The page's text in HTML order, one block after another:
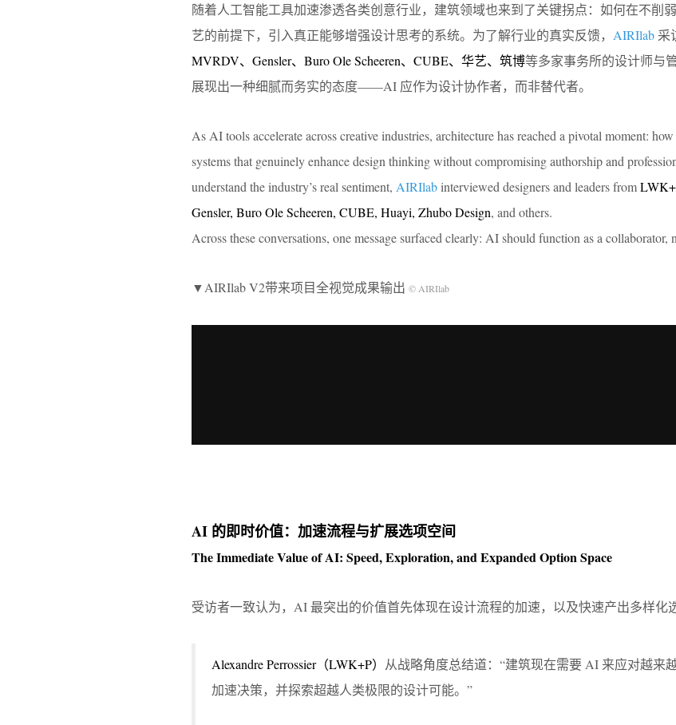
随着人工智能工具加速渗透各类创意行业，建筑领域也来到了关键拐点：如何在不削
艺的前提下，引入真正能够增强设计思考的系统。为了解行业的真实反馈， AIRIlab 采
MVRDV、Gensler、Buro Ole Scheeren、CUBE、华艺、筑博等多家事务所的设计师与
展现出一种细腻而务实的态度——AI 应作为设计协作者，而非替代者。
As AI tools accelerate across creative industries, architecture has reached a pivotal moment:
systems that genuinely enhance design thinking without compromising authorship and
understand the industry’s real sentiment, AIRIlabinterviewed designers and leaders from
Gensler, Buro Ole Scheeren, CUBE, Huayi, Zhubo Design, and others.
Across these conversations, one message surfaced clearly: AI should function as a collaborator,
▼AIRIlab V2带来项目全视觉成果输出 © AIRIlab
AI 的即时价值：加速流程与扩展选项空间
The Immediate Value of AI: Speed, Exploration, and Expanded Option Space
受访者一致认为，AI 最突出的价值首先体现在设计流程的加速，以及快速产出多样化
Alexandre Perrossier（LWK+P） 从战略角度总结道：“建筑现在需要 AI 来应对越来
加速决策，并探索超越人类极限的设计可能。”